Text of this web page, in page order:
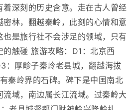
着深刻的历史含意。走在古人曾经
林，翻越秦岭，此刻的心情和意
是旅行社不会涉足的领域，只有
触碰 旅游攻略：D1：北京西
：厚畛子秦岭老县城，翻越海拔
秦岭界的石碑。碑下是中国南北
域，南边属长江流域。过秦岭大